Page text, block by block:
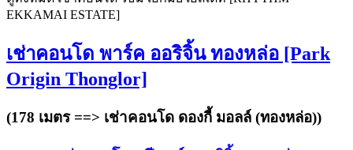
EKKAMAI ESTATE]
เช่าคอนโด พาร์ค ออริจิ้น ทองหล่อ [Park
Origin Thonglor]
(178 เมตร ==> เช่าคอนโด ดองกี้ มอลล์ (ทองหล่อ))